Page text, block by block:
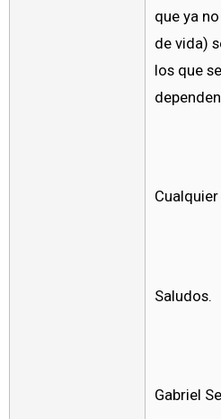
que ya
de vida)
los que
Saludos.
Gabriel